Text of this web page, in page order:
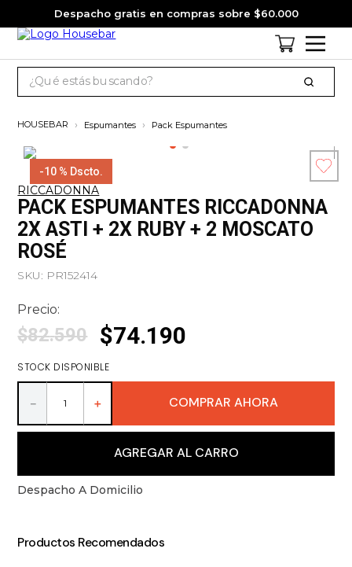
Despacho gratis en compras sobre $60.000
jack daniels
3.
jagermeister
4.
pack
5.
miniatura
6.
gin
8.
ron
10. packs
Espumantes Pack Espumantes
-10 % Dscto.
RICCADONNA
PACK ESPUMANTES RICCADONNA
2X ASTI + 2X RUBY + 2 MOSCATO
ROSÉ
SKU: PR152414
Precio:
$82.590 $74.190
STOCK DISPONIBLE
＋
－ COMPRAR AHORA
AGREGAR AL CARRO
Despacho A Domicilio
Productos Recomendados